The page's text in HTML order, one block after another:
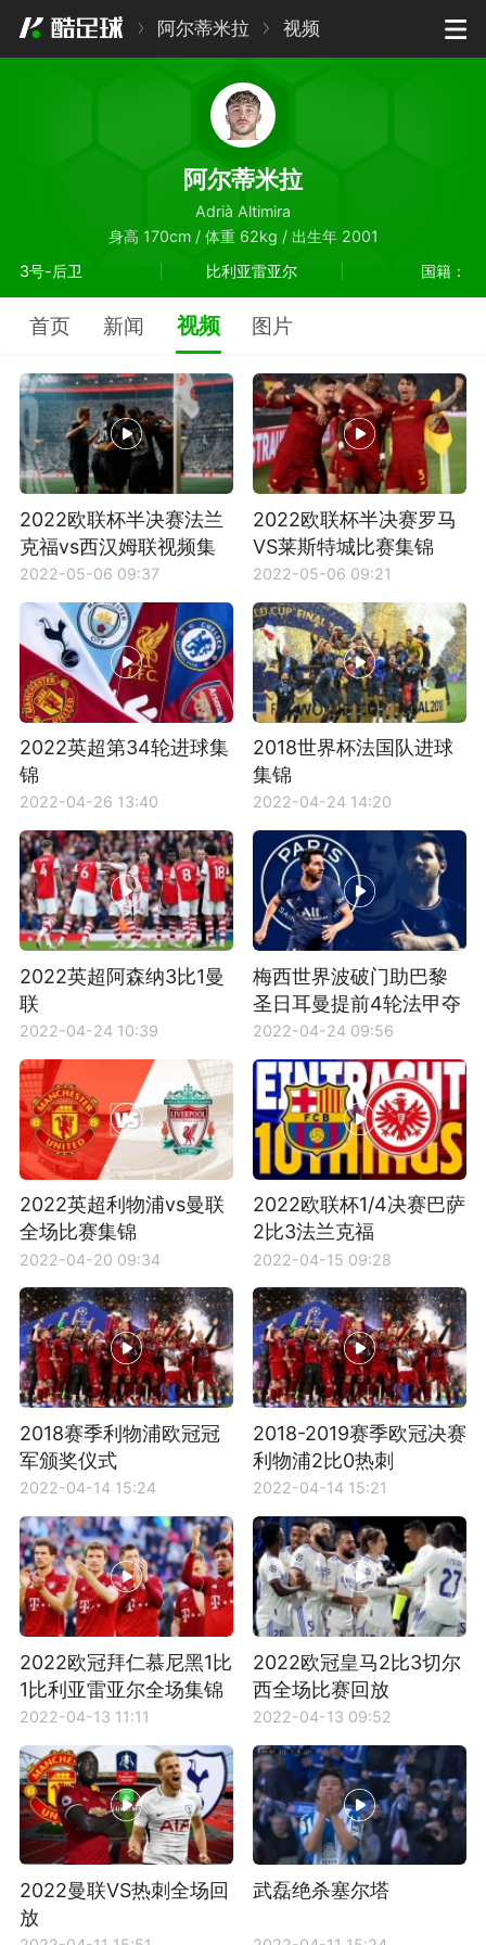
阿尔蒂米拉 视频
阿尔蒂米拉
Adrià Altimira
身高 170cm / 体重 62kg / 出生年 2001
3号-后卫
比利亚雷亚尔 国籍：
首页 新闻 视频 图片
2022欧联杯半决赛法兰
克福vs西汉姆联视频集
锦
2022-05-06 09:37
2022欧联杯半决赛罗马
VS莱斯特城比赛集锦
2022-05-06 09:21
2022英超第34轮进球集
锦
2022-04-26 13:40
2018世界杯法国队进球
集锦
2022-04-24 14:20
2022英超阿森纳3比1曼
联
2022-04-24 10:39
梅西世界波破门助巴黎
圣日耳曼提前4轮法甲夺
冠
2022-04-24 09:56
2022英超利物浦vs曼联
全场比赛集锦
2022-04-20 09:34
2022欧联杯1/4决赛巴萨
2比3法兰克福
2022-04-15 09:28
2018赛季利物浦欧冠冠
军颁奖仪式
2022-04-14 15:24
2018-2019赛季欧冠决赛
利物浦2比0热刺
2022-04-14 15:21
2022欧冠拜仁慕尼黑1比
1比利亚雷亚尔全场集锦
2022-04-13 11:11
2022欧冠皇马2比3切尔
西全场比赛回放
2022-04-13 09:52
2022曼联VS热刺全场回
放
武磊绝杀塞尔塔